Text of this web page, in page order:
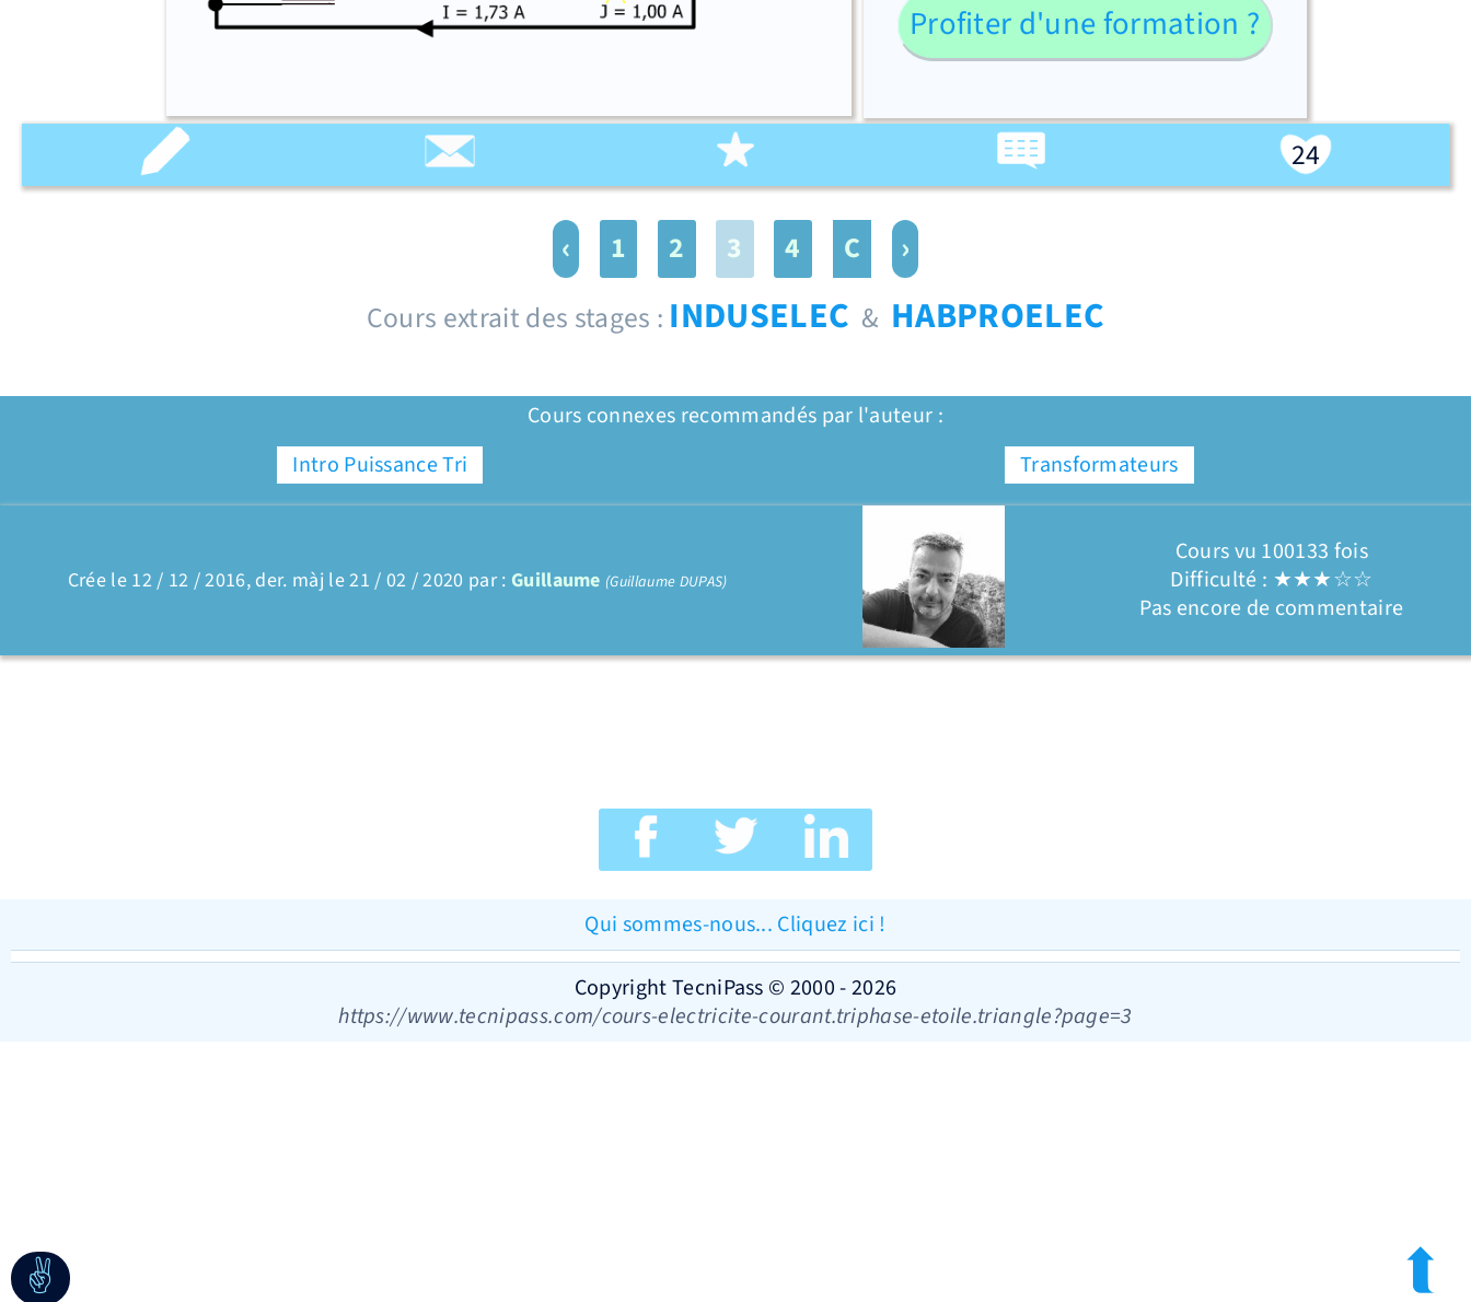
Profiter d'une formation ?
24
‹ 1 2 3 4 C ›
Cours extrait des stages : INDUSELEC & HABPROELEC
Cours connexes recommandés par l'auteur :
Intro Puissance Tri
Transformateurs
Crée le 12 / 12 / 2016, der. màj le 21 / 02 / 2020 par : Guillaume (Guillaume DUPAS)
Cours vu 100133 fois
Difficulté : ★★★☆☆
Pas encore de commentaire
Qui sommes-nous... Cliquez ici !
Copyright TecniPass © 2000 - 2026
https://www.tecnipass.com/cours-electricite-courant.triphase-etoile.triangle?page=3
✌ ➦